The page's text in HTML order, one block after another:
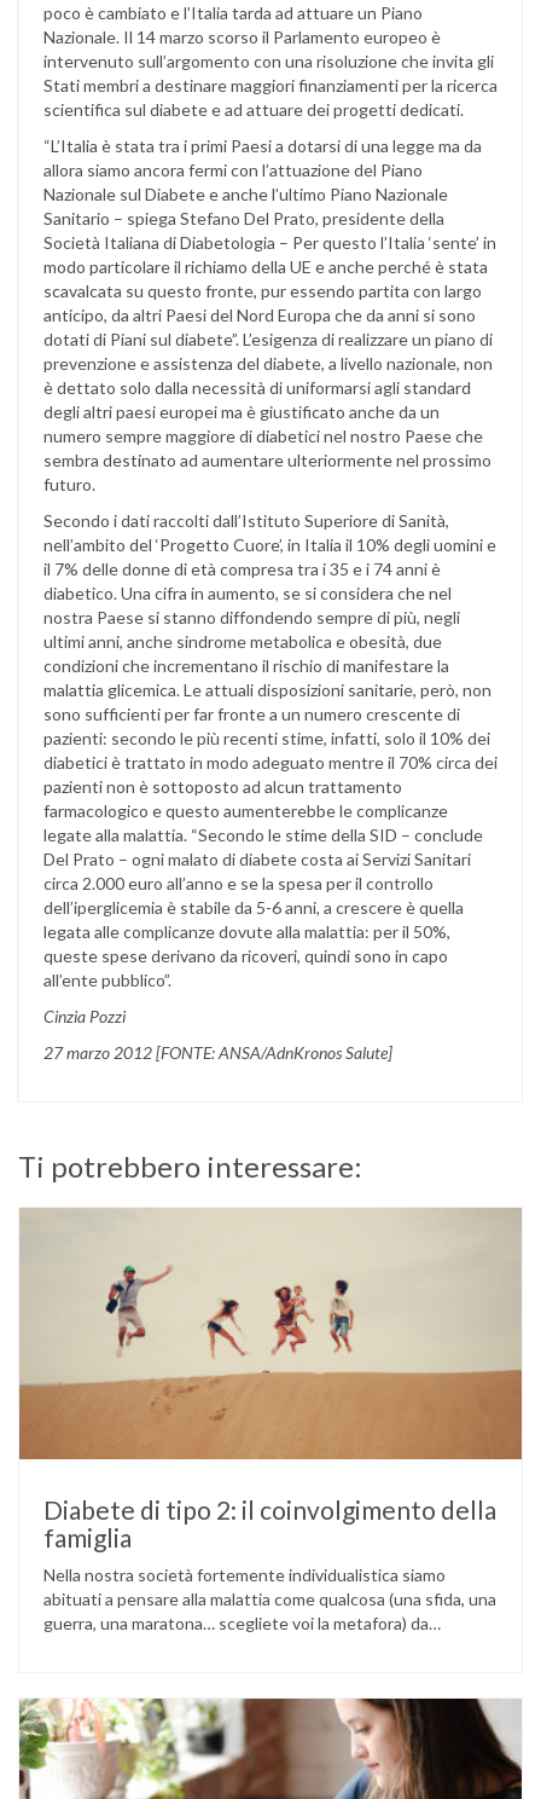
poco è cambiato e l’Italia tarda ad attuare un Piano
Nazionale. Il 14 marzo scorso il Parlamento europeo è
intervenuto sull’argomento con una risoluzione che invita gli
Stati membri a destinare maggiori finanziamenti per la ricerca
scientifica sul diabete e ad attuare dei progetti dedicati.
“L’Italia è stata tra i primi Paesi a dotarsi di una legge ma da
allora siamo ancora fermi con l’attuazione del Piano
Nazionale sul Diabete e anche l’ultimo Piano Nazionale
Sanitario – spiega Stefano Del Prato, presidente della
Società Italiana di Diabetologia – Per questo l’Italia ‘sente’ in
modo particolare il richiamo della UE e anche perché è stata
scavalcata su questo fronte, pur essendo partita con largo
anticipo, da altri Paesi del Nord Europa che da anni si sono
dotati di Piani sul diabete”. L’esigenza di realizzare un piano di
prevenzione e assistenza del diabete, a livello nazionale, non
è dettato solo dalla necessità di uniformarsi agli standard
degli altri paesi europei ma è giustificato anche da un
numero sempre maggiore di diabetici nel nostro Paese che
sembra destinato ad aumentare ulteriormente nel prossimo
futuro.
Secondo i dati raccolti dall’Istituto Superiore di Sanità,
nell’ambito del ‘Progetto Cuore’, in Italia il 10% degli uomini e
il 7% delle donne di età compresa tra i 35 e i 74 anni è
diabetico. Una cifra in aumento, se si considera che nel
nostra Paese si stanno diffondendo sempre di più, negli
ultimi anni, anche sindrome metabolica e obesità, due
condizioni che incrementano il rischio di manifestare la
malattia glicemica. Le attuali disposizioni sanitarie, però, non
sono sufficienti per far fronte a un numero crescente di
pazienti: secondo le più recenti stime, infatti, solo il 10% dei
diabetici è trattato in modo adeguato mentre il 70% circa dei
pazienti non è sottoposto ad alcun trattamento
farmacologico e questo aumenterebbe le complicanze
legate alla malattia. “Secondo le stime della SID – conclude
Del Prato – ogni malato di diabete costa ai Servizi Sanitari
circa 2.000 euro all’anno e se la spesa per il controllo
dell’iperglicemia è stabile da 5-6 anni, a crescere è quella
legata alle complicanze dovute alla malattia: per il 50%,
queste spese derivano da ricoveri, quindi sono in capo
all’ente pubblico”.
Cinzia Pozzi
27 marzo 2012 [FONTE: ANSA/AdnKronos Salute]
Ti potrebbero interessare:
Diabete di tipo 2: il coinvolgimento della
famiglia
Nella nostra società fortemente individualistica siamo
abituati a pensare alla malattia come qualcosa (una sfida, una
guerra, una maratona… scegliete voi la metafora) da
le avversità della vita può essere un forte stimolo a reagire
con responsabilità …